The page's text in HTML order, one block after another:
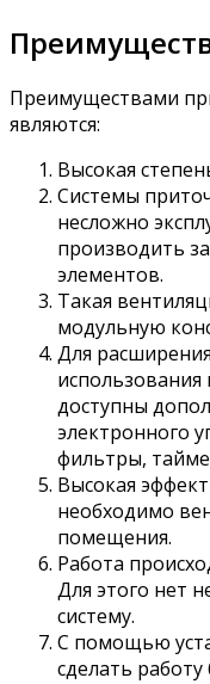
Преимуществами
являются:
Высокая
Системы
несложно
производить
элементов.
Такая
модульную
Для
доступны
электронного
фильтры,
Высокая
необходимо
помещения.
Работа
Для этого нет
систему.
С помощью
сделать